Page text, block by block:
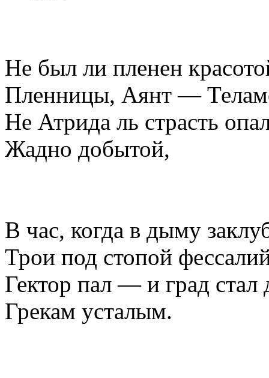
Не был ли пленен
Пленницы, Аянт —
Не Атрида ль страсть
Жадно добытой,
В час, когда в дыму
Трои под стопой
Гектор пал — и град стал
Грекам усталым.